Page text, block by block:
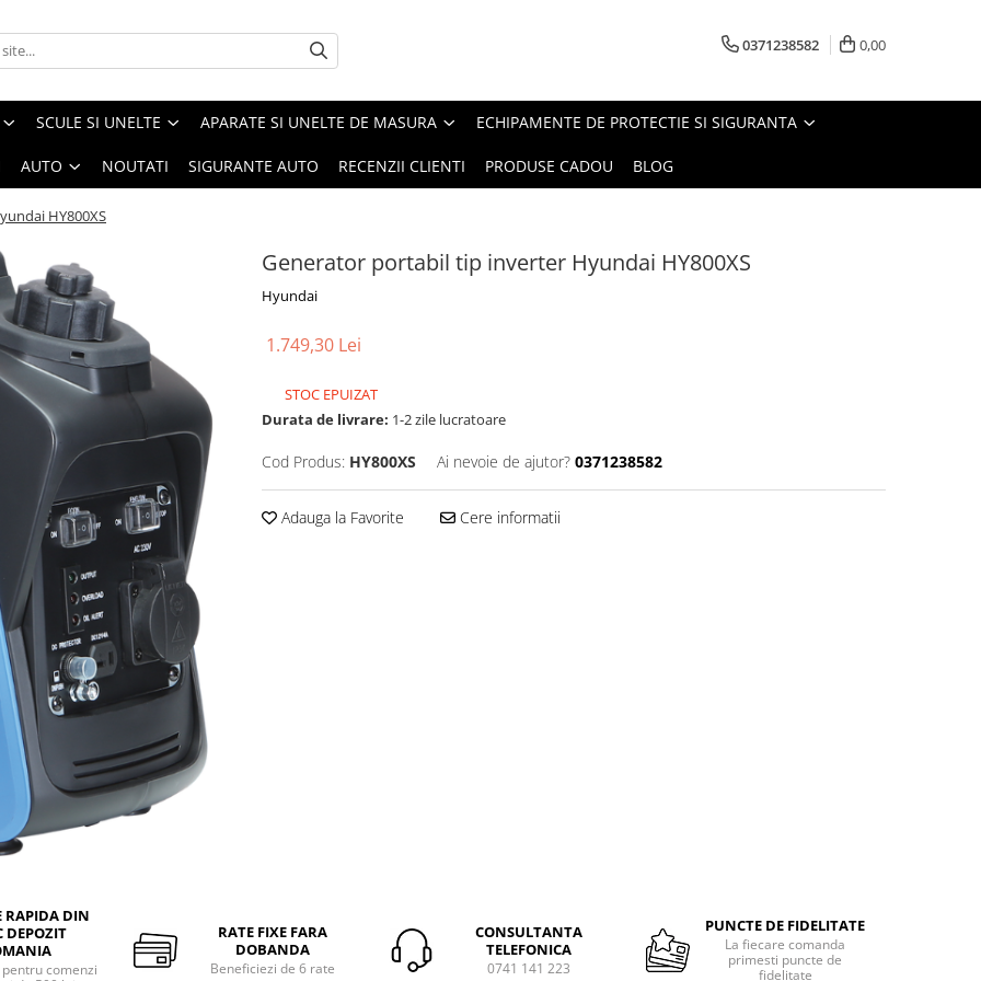
0371238582 0,00
SCULE SI UNELTE APARATE SI UNELTE DE MASURA ECHIPAMENTE DE PROTECTIE SI SIGURANTA
AUTO NOUTATI SIGURANTE AUTO RECENZII CLIENTI PRODUSE CADOU BLOG
HY800XS
Generator portabil tip inverter Hyundai HY800XS
Hyundai
1.749,30 Lei
STOC EPUIZAT
Durata de livrare: 1-2 zile lucratoare
Cod Produs: HY800XS Ai nevoie de ajutor? 0371238582
Adauga la Favorite Cere informatii
RAPIDA DIN
DEPOZIT
comenzi
RATE FIXE FARA
DOBANDA
Beneficiezi de 6 rate
CONSULTANTA
TELEFONICA
0741 141 223
PUNCTE DE FIDELITATE
La fiecare comanda
primesti puncte de
fidelitate